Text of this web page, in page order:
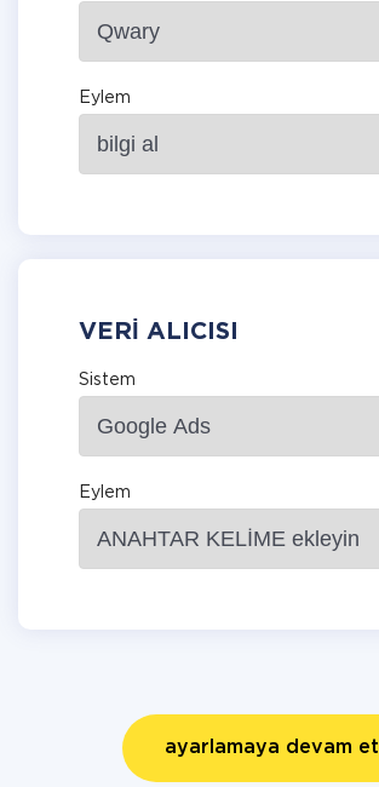
Eylem
VERI ALICISI
Sistem
Eylem
ayarlamaya devam et